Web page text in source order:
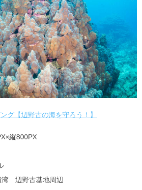
グ【辺野古の海を守ろう！】
縦800PX
辺野古基地周辺